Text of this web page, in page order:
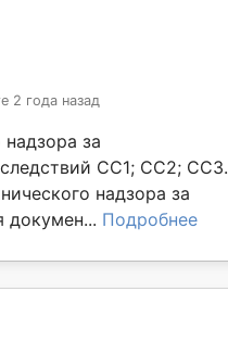
2 года назад
за
СС1; СС2; СС3.
надзора за
докумен... Подробнее